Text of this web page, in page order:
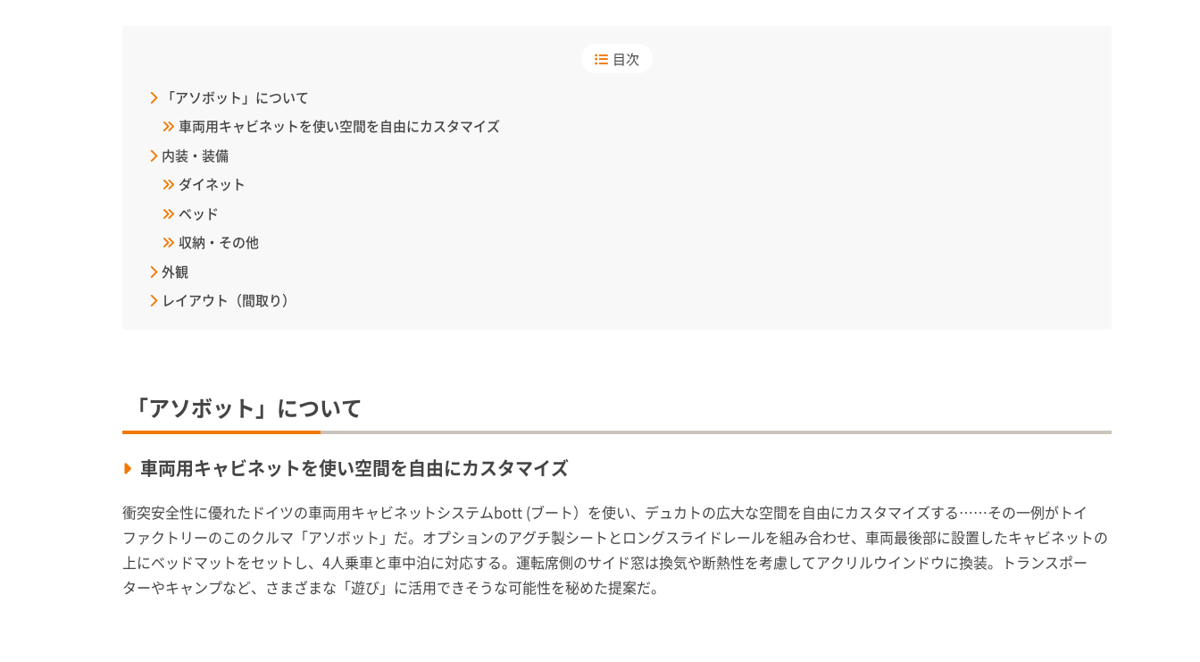
目次
「アソボット」について
車両用キャビネットを使い空間を自由にカスタマイズ
内装・装備
ダイネット
ベッド
収納・その他
外観
レイアウト（間取り）
「アソボット 」について
車両用キャビネットを使い空間を自由にカスタマイズ
衝突安全性に優れたドイツの車両用キャビネットシステムbott (ブート）を使い、デュカトの広大な空間を自由にカスタマイズする……その一例がトイ
ファクトリーのこのクルマ「アソボット」だ。オプションのアグチ製シートとロングスライドレールを組み合わせ、車両最後部に設置したキャビネットの
上にベッドマットをセットし、4人乗車と車中泊に対応する。運転席側のサイド窓は換気や断熱性を考慮してアクリルウインドウに換装。トランスポー
ターやキャンプなど、さまざまな「遊び」に活用できそうな可能性を秘めた提案だ。